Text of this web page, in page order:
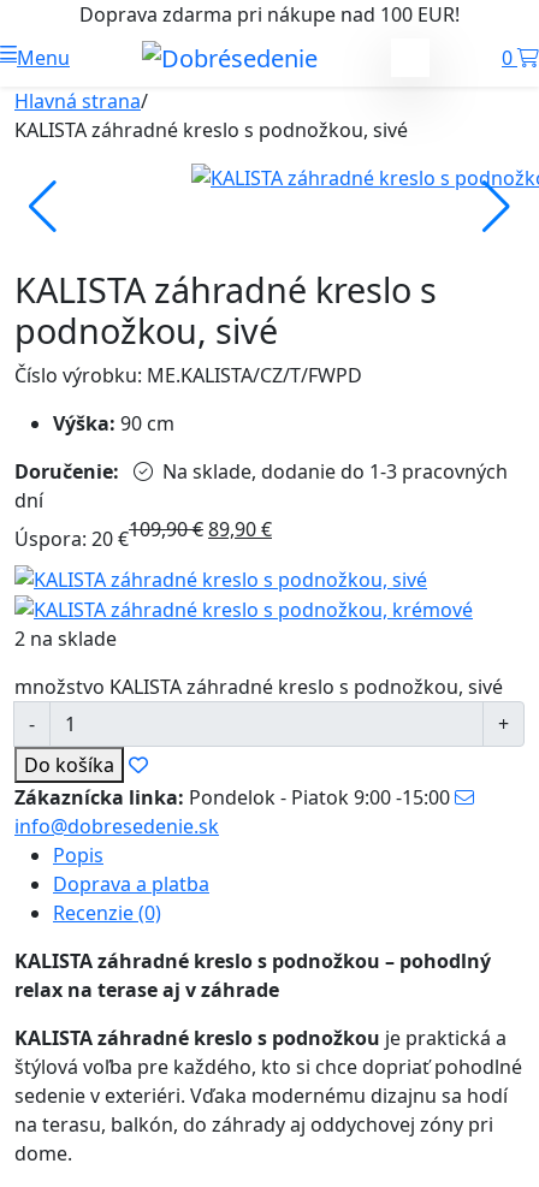
Doprava zdarma pri nákupe nad 100 EUR!
Menu
0
Hlavná strana/
KALISTA záhradné kreslo s podnožkou, sivé
KALISTA záhradné kreslo s
podnožkou, sivé
Číslo výrobku: ME.KALISTA/CZ/T/FWPD
Výška: 90 cm
Doručenie:
Na sklade, dodanie do 1-3 pracovných
dní
Úspora: 20 €109,90€89,90€
2 na sklade
množstvo KALISTA záhradné kreslo s podnožkou, sivé
Do košíka
Zákaznícka linka: Pondelok - Piatok 9:00 -15:00
info@dobresedenie.sk
Popis
Doprava a platba
Recenzie (0)
KALISTA záhradné kreslo s podnožkou – pohodlný
relax na terase aj v záhrade
KALISTA záhradné kreslo s podnožkou je praktická a
štýlová voľba pre každého, kto si chce dopriať pohodlné
sedenie v exteriéri. Vďaka modernému dizajnu sa hodí
na terasu, balkón, do záhrady aj oddychovej zóny pri
dome.